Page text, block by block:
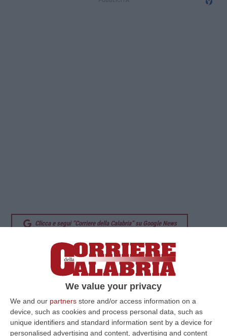
We value your privacy
We and our partners store and/or access information on a
device, such as cookies and process personal data, such as
unique identifiers and standard information sent by a device for
personalised advertising and content, advertising and content
Clicca e segui “Corriere della Calabria” su Google News
REGGIO CALABRIAA dieci giorni dall’avvio
dell’operazione “Piazza Pulita”, il sindaco di
Reggio Calabria,
Francesco Cannizzaro
fatto il punto sui primi risultati dell’iniziativa
attraverso un video registrato da Palazzo